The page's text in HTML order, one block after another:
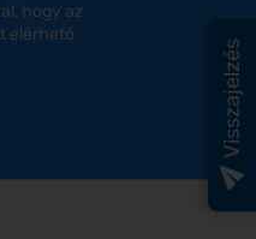
hogy az
elérhető
Visszajelzés